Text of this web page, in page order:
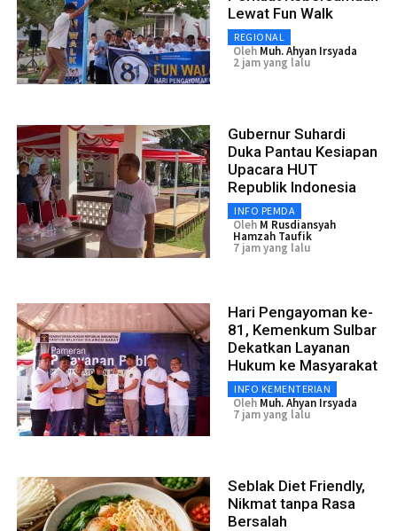
Lewat Fun Walk
REGIONAL
Oleh Muh. Ahyan Irsyada
2 jam yang lalu
Gubernur Suhardi
Duka Pantau Kesiapan
Upacara HUT
Republik Indonesia
INFO PEMDA
Oleh M Rusdiansyah
Hamzah Taufik
7 jam yang lalu
Hari Pengayoman ke-
81, Kemenkum Sulbar
Dekatkan Layanan
Hukum ke Masyarakat
INFO KEMENTERIAN
Oleh Muh. Ahyan Irsyada
7 jam yang lalu
Seblak Diet Friendly,
Nikmat tanpa Rasa
Bersalah